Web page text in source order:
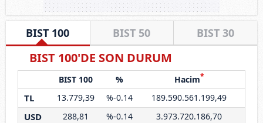
BIST 100 BIST 50 BIST 30
BIST 100'DE SON DURUM
BIST 100 % Hacim*
TL 13.779,39 %-0.14 189.590.561.199,49
USD 288,81 %-0.14 3.973.720.186,70